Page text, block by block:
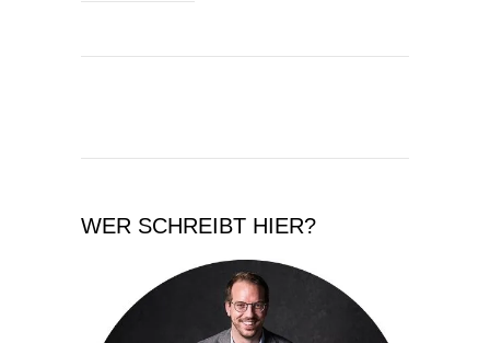
WER SCHREIBT HIER?